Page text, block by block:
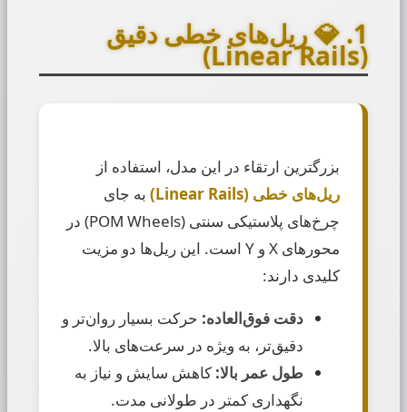
1. 💎 ریل‌های خطی دقیق
(Linear Rails)
بزرگترین ارتقاء در این مدل، استفاده از
ریل‌های خطی (Linear Rails)
به جای
چرخ‌های پلاستیکی سنتی (POM Wheels) در
محورهای X و Y است. این ریل‌ها دو مزیت
کلیدی دارند:
دقت فوق‌العاده: حرکت بسیار روان‌تر و
دقیق‌تر، به ویژه در سرعت‌های بالا.
طول عمر بالا: کاهش سایش و نیاز به
نگهداری کمتر در طولانی مدت.